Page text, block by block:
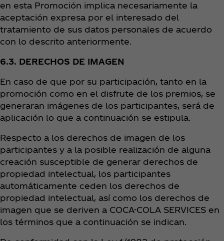
en esta Promoción implica necesariamente la
aceptación expresa por el interesado del
tratamiento de sus datos personales de acuerdo
con lo descrito anteriormente.
6.3. DERECHOS DE IMAGEN
En caso de que por su participación, tanto en la
promoción como en el disfrute de los premios, se
generaran imágenes de los participantes, será de
aplicación lo que a continuación se estipula.
Respecto a los derechos de imagen de los
participantes y a la posible realización de alguna
creación susceptible de generar derechos de
propiedad intelectual, los participantes
automáticamente ceden los derechos de
propiedad intelectual, así como los derechos de
imagen que se deriven a COCA-COLA SERVICES en
los términos que a continuación se indican.